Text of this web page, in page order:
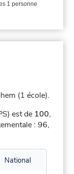
1 personne
(1 école).
est de 100,
: 96,
National